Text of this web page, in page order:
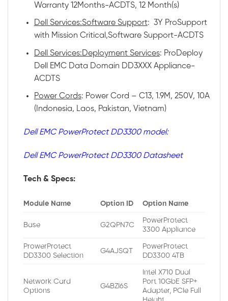
Warranty 12Months-ACDTS, 12 Month(s)
Dell Services:Software Support: 3Y ProSupport
with Mission Critical,Software Support-ACDTS
Dell Services:Deployment Services: ProDeploy
Dell EMC Data Domain DD3XXX Appliance-
ACDTS
Power Cords: Power Cord – C13, 1.9M, 250V, 10A
(Indonesia, Laos, Pakistan, Vietnam)
Dell EMC PowerProtect DD3300 model:
Dell EMC PowerProtect DD3300 Datasheet
Tech & Specs:
Module Name Option ID Option Name
Base G2QPN7C
PowerProtect
3300 Appliance
ProwerProtect
DD3300 Selection
G4AJSQT
PowerProtect
DD3300 4TB
Network Card
Options
G4BZI6S
Intel X710 Dual
Port 10GbE SFP+
Adapter, PCIe Full